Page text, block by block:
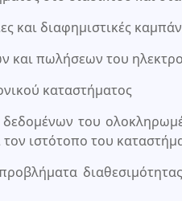
και διαφημιστικές
και πωλήσεων του
καταστήματος
δεδομένων του
ιστότοπο του